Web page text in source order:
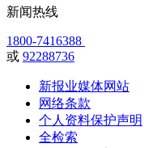
新闻热线
1800-7416388
或 92288736
新报业媒体网站
网络条款
个人资料保护声明
全检索